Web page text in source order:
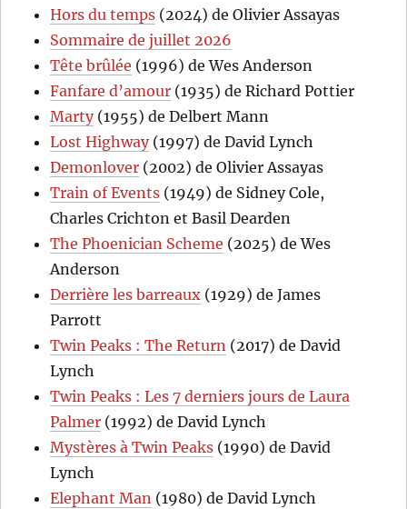
Hors du temps (2024) de Olivier Assayas
Sommaire de juillet 2026
Tête brûlée (1996) de Wes Anderson
Fanfare d’amour (1935) de Richard Pottier
Marty(1955) de Delbert Mann
Lost Highway(1997) de David Lynch
Demonlover (2002) de Olivier Assayas
Train of Events (1949) de Sidney Cole,
Charles Crichton et Basil Dearden
The Phoenician Scheme (2025) de Wes
Anderson
Derrière les barreaux (1929) de James
Parrott
Twin Peaks : The Return (2017) de David
Lynch
Twin Peaks : Les 7 derniers jours de Laura
Palmer (1992) de David Lynch
Mystères à Twin Peaks (1990) de David
Lynch
Elephant Man (1980) de David Lynch